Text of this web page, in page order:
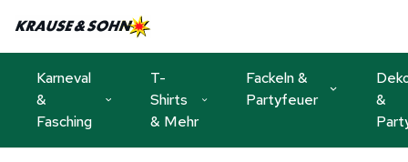
Karneval
&
Fasching
T-
Shirts
& Mehr
Fackeln &
Partyfeuer
&